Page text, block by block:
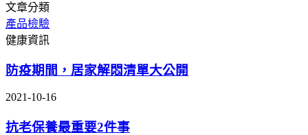
文章分類
產品檢驗
健康資訊
防疫期間，居家解悶清單大公開
2021-10-16
抗老保養最重要2件事